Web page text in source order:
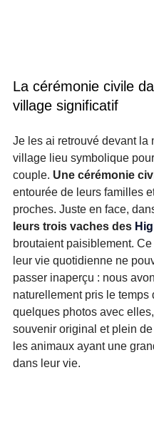
La cérémonie civile
village significatif
Je les ai retrouvé devant la
village lieu symbolique
couple. Une cérémonie
entourée de leurs familles
proches. Juste en face,
leurs trois vaches des
broutaient paisiblement.
leur vie quotidienne ne
passer inaperçu : nous
naturellement pris le temps
quelques photos avec
souvenir original et plein
les animaux ayant une
dans leur vie.